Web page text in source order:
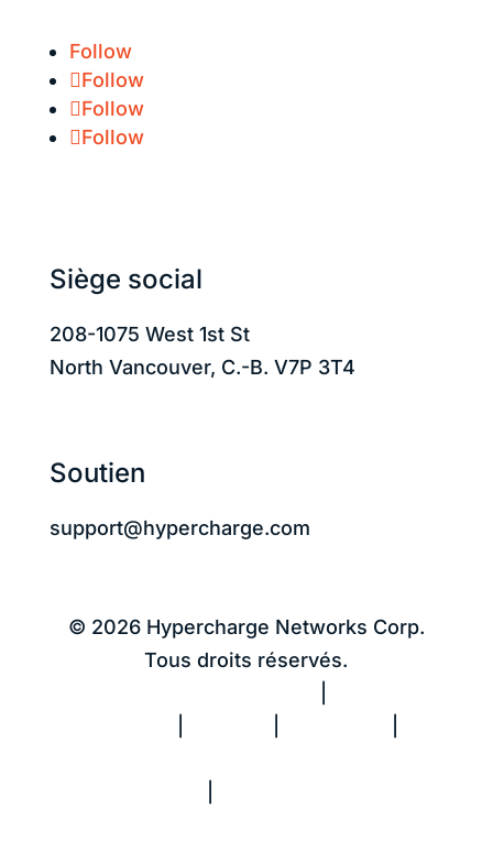
Follow
Follow
Follow
Follow
Siège social
208-1075 West 1st St
North Vancouver, C.-B. V7P 3T4
Soutien
support@hypercharge.com
© 2026 Hypercharge Networks Corp.
Tous droits réservés.